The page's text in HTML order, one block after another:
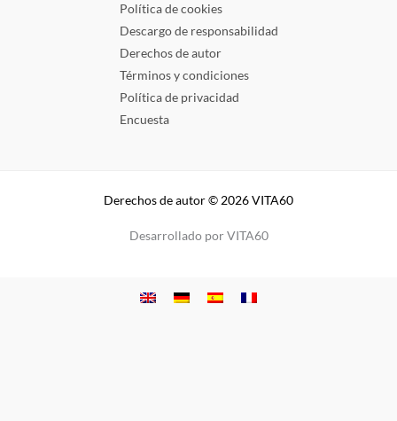
Política de cookies
Descargo de responsabilidad
Derechos de autor
Términos y condiciones
Política de privacidad
Encuesta
Derechos de autor © 2026 VITA60
Desarrollado por VITA60